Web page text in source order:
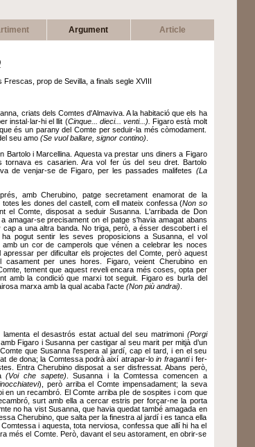
Argument Article
Frescas, prop de Sevilla, a finals segle XVIII
criats dels Comtes d'Almaviva. A la habitació que els ha
instal·lar-hi el llit (Cinque... dieci... venti...). Figaro està molt
és un parany del Comte per seduir-la més còmodament.
seu amo (Se vuol ballare, signor contino)
Bartolo i Marcellina. Aquesta va prestar uns diners a Figaro
tornava es casarien. Ara vol fer ús del seu dret. Bartolo
de venjar-se de Figaro, per les passades malifetes (La
amb Cherubino, patge secretament enamorat de la
les dones del castell, com ell mateix confessa (Non so
el Comte, disposat a seduir Susanna. L'arribada de Don
amagar-se precisament on el patge s'havia amagat abans
a una altra banda. No triga, però, a ésser descobert i el
pogut sentir les seves proposicions a Susanna, el vol
un cor de camperols que vénen a celebrar les noces
apressar per dificultar els projectes del Comte, però aquest
per unes hores. Figaro, veient Cherubino en
tement que aquest reveli encara més coses, opta per
amb la condició que marxi tot seguit. Figaro es burla del
marxa amb la qual acaba l'acte (Non più andrai)
el desastrós estat actual del seu matrimoni (Porgi
Figaro i Susanna per castigar al seu marit per mitjà d’un
que Susanna l'espera al jardí, cap el tard, i en el seu
de dona; la Comtessa podrà així atrapar-loin fragantii fer-
Entra Cherubino disposat a ser disfressat. Abans però,
(Voi che sapete) . Susanna i la Comtessa comencen a
), però arriba el Comte impensadament; la seva
en un recambró. El Comte arriba pIe de sospites i com que
surt amb ella a cercar estris per forçar-ne la porta
no ha vist Susanna, que havia quedat també amagada en
Cherubino, que salta per la finestra al jardí i es tanca ella
i aquesta, tota nerviosa, confessa que allí hi ha el
més el Comte. Però, davant el seu astorament, en obrir-se